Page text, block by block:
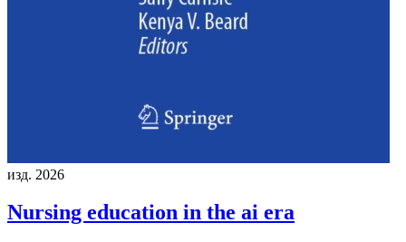
изд. 2026
Nursing education in the ai era